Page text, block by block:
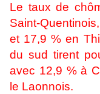
Le taux de
Saint-
et 17,9 % en
du sud tirent
avec 12,9 % à
le Laonnois.